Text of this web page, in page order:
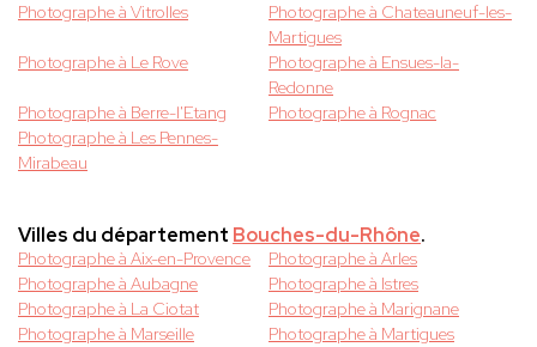
Photographe à Vitrolles
Photographe à Chateauneuf-les-
Martigues
Photographe à Le Rove
Photographe à Ensues-la-
Redonne
Photographe à Berre-l'Etang
Photographe à Rognac
Photographe à Les Pennes-
Mirabeau
Villes du département Bouches-du-Rhône.
Photographe à Aix-en-Provence
Photographe à Arles
Photographe à Aubagne
Photographe à Istres
Photographe à La Ciotat
Photographe à Marignane
Photographe à Marseille
Photographe à Martigues